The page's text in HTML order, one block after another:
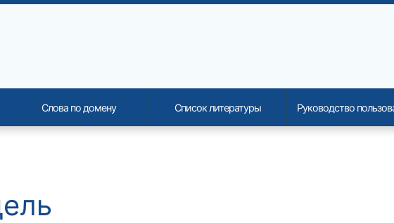
and content
Слова по домену Список литературы Руководство